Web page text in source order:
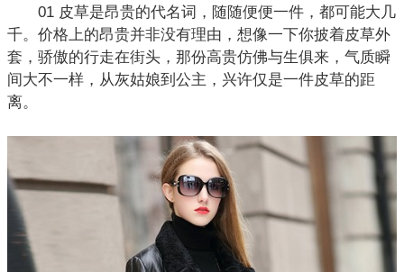
01 皮草是昂贵的代名词，随随便便一件，都可能大几
千。价格上的昂贵并非没有理由，想像一下你披着皮草外
套，骄傲的行走在街头，那份高贵仿佛与生俱来，气质瞬
间大不一样，从灰姑娘到公主，兴许仅是一件皮草的距
离。